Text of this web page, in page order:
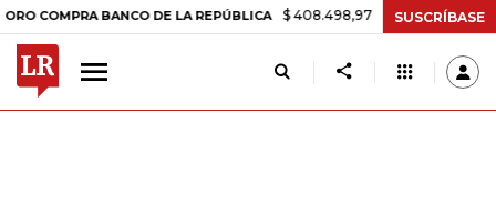
BANCO DE LA REPÚBLICA $ 408.498,97 +$ 8.753,81 +2,19%
SUSCRÍBASE